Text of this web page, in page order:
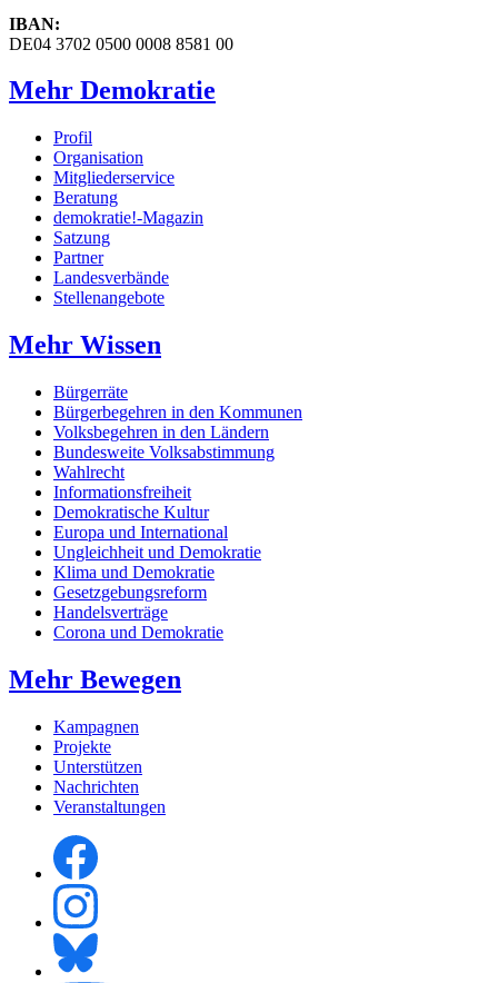
IBAN:
DE04 3702 0500 0008 8581 00
Mehr Demokratie
Profil
Organisation
Mitgliederservice
Beratung
demokratie!-Magazin
Satzung
Partner
Landesverbände
Stellenangebote
Mehr Wissen
Bürgerräte
Bürgerbegehren in den Kommunen
Volksbegehren in den Ländern
Bundesweite Volksabstimmung
Wahlrecht
Informationsfreiheit
Demokratische Kultur
Europa und International
Ungleichheit und Demokratie
Klima und Demokratie
Gesetzgebungsreform
Handelsverträge
Corona und Demokratie
Mehr Bewegen
Kampagnen
Projekte
Unterstützen
Nachrichten
Veranstaltungen